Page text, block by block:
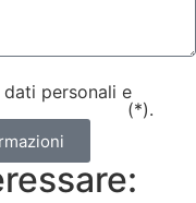
personali e
privacy policy (*).